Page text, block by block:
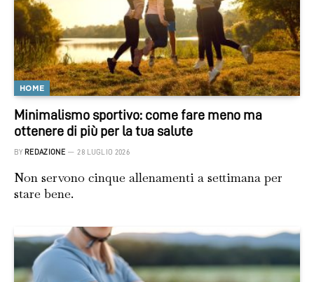
HOME
Minimalismo sportivo: come fare meno ma
ottenere di più per la tua salute
BY REDAZIONE 28 LUGLIO 2026
Non servono cinque allenamenti a settimana per
stare bene.